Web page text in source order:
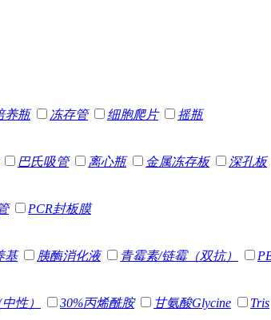
养瓶 冻存管 细胞爬片 摇瓶
巴氏吸管 离心瓶 金属冻存板 深孔板
PCR封板膜
基 胰酶消化液 青霉素/链霉（双抗）
性） 30%丙烯酰胺 甘氨酸Glycine Tris